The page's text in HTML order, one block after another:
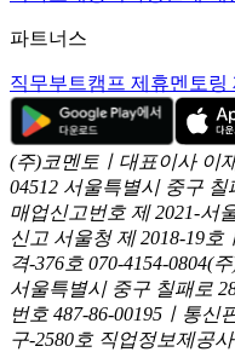
파트너스
직무부트캠프 제휴멘토링
(주)코멘토ㅣ대표이사 이
04512 서울특별시 중구
매업신고번호 제 2021-서
신고 서울청 제 2018-19
격-376호 070-4154-0804(
서울특별시 중구 칠패로
번호 487-86-00195ㅣ통신
구-2580호 직업정보제공